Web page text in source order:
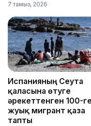
7 тамыз, 2026
Испанияның Сеута
қаласына өтуге
әрекеттенген 100-ге
жуық мигрант қаза
тапты